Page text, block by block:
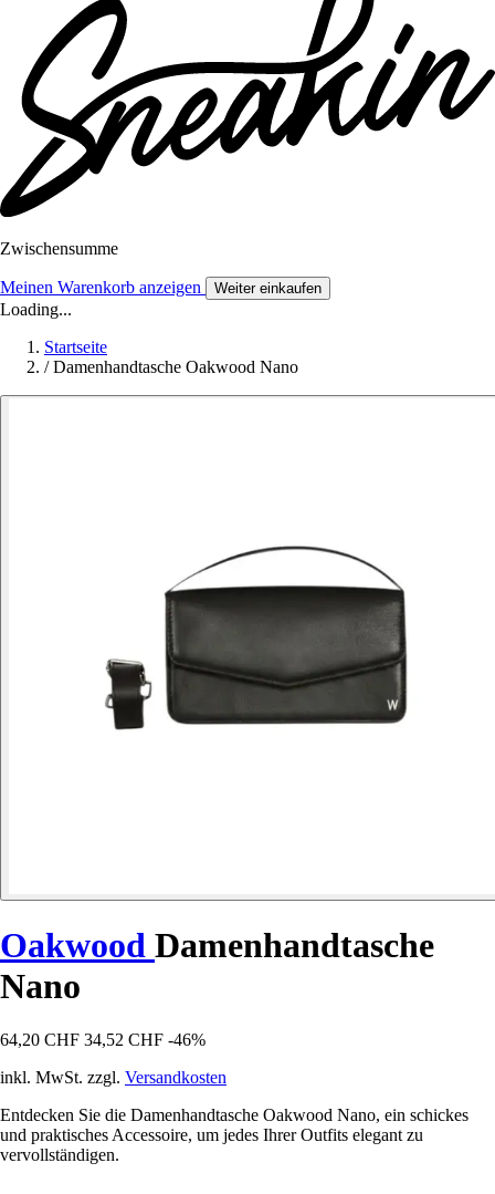
Zwischensumme
Meinen Warenkorb anzeigen Weiter einkaufen
Loading...
Startseite
/ Damenhandtasche Oakwood Nano
Oakwood Damenhandtasche
Nano
64,20 CHF 34,52 CHF -46%
inkl. MwSt. zzgl. Versandkosten
Entdecken Sie die Damenhandtasche Oakwood Nano, ein schickes
und praktisches Accessoire, um jedes Ihrer Outfits elegant zu
vervollständigen.